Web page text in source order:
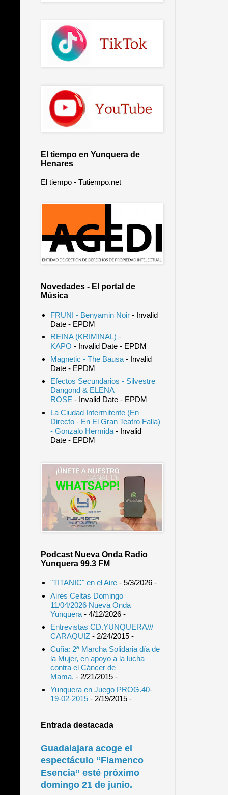
El tiempo en Yunquera de
Henares
El tiempo - Tutiempo.net
Novedades - El portal de
Música
FRUNI - Benyamin Noir- Invalid
Date- EPDM
REINA (KRIMINAL) -
KAPO - Invalid Date- EPDM
Magnetic - The Bausa- Invalid
Date- EPDM
Efectos Secundarios - Silvestre
Dangond & ELENA
ROSE - Invalid Date- EPDM
La Ciudad Intermitente (En
Directo - En El Gran Teatro Falla)
- Gonzalo Hermida- Invalid
Date- EPDM
Podcast Nueva Onda Radio
Yunquera 99.3 FM
"TITANIC" en el Aire- 5/3/2026-
Aires Celtas Domingo
11/04/2026 Nueva Onda
Yunquera- 4/12/2026-
Entrevistas CD.YUNQUERA///
CARAQUIZ- 2/24/2015-
Cuña: 2ª Marcha Solidaria día de
la Mujer, en apoyo a la lucha
contra el Cáncer de
Mama. - 2/21/2015-
Yunquera en Juego PROG.40-
19-02-2015- 2/19/2015-
Entrada destacada
Guadalajara acoge el
espectáculo “Flamenco
Esencia” esté próximo
domingo 21 de junio.